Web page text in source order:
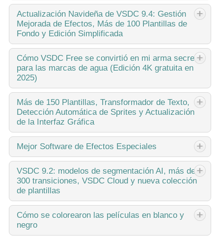
published Amy Shao 6/10/25 ¡La espera por algo nuevo e
inusual finalmente ha terminado! ¡La actualización está
aquí y no es solo otra versión: es ¡VSDC 10.1!Actualización
de VSDC 10.1: HDR avanzado,...
Actualización Navideña de VSDC 9.4: Gestión
Mejorada de Efectos, Más de 100 Plantillas de
Fondo y Edición Simplificada
Esta temporada navideña marca nuevos comienzos con la
última actualización de VSDC Video Editor. ¡Hemos
escuchado tus comentarios y decidido enfocarnos en
mejorar las herramientas que más te gustan,...
Cómo VSDC Free se convirtió en mi arma secreta
para las marcas de agua (Edición 4K gratuita en
2025)
Hola, soy Mattea Wharton, videógrafa de viajes de Seattle.
Durante tres años luché con editores de video que
colocaban feas marcas de agua en mis videos hasta que
encontré VSDC. Este editor gratuito...
Más de 150 Plantillas, Transformador de Texto,
Detección Automática de Sprites y Actualización
de la Interfaz Gráfica
El cambio se trata de mejorar, y este proceso no sería
posible sin vuestra aportación. Después de revisar
cuidadosamente vuestros comentarios, hemos abordado
varios problemas clave e introducido actualizaciones...
Mejor Software de Efectos Especiales
Introducción En 2024, la gama de opciones para crear
efectos visuales es increíblemente diversa y se vuelve cada
vez más desafiante identificar las mejores opciones. Aquí
puedes encontrar una guía...
VSDC 9.2: modelos de segmentación AI, más de
300 transiciones, VSDC Cloud y nueva colección
de plantillas
VSDC 9.2 ya está aquí y ofrece funciones revolucionarias
como la nueva herramienta de segmentación basada en IA
Cómo se colorearon las películas en blanco y
negro